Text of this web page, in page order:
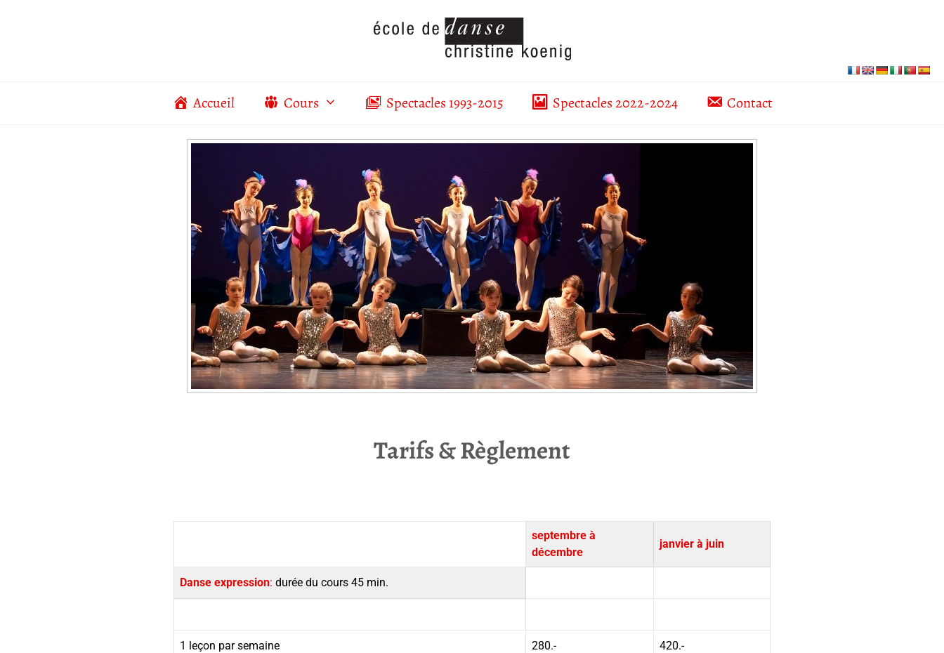
Accueil Cours Spectacles 1993-2015 Spectacles 2022-2024 Contact
Tarifs & Règlement
septembre à
décembre
janvier à juin
Danse expression: durée du cours 45 min.
1 leçon par semaine 280.- 420.-